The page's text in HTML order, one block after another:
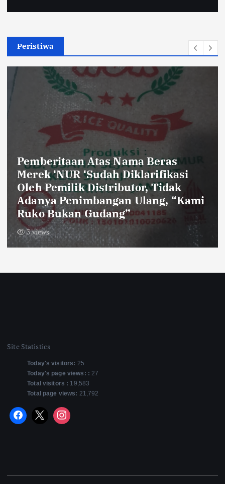
Peristiwa
Petahana Dano Sumarno Jadi
Pendaftar Kelima Pilkades
Sukaraya
4 views
Site Statistics
Today's visitors: 25
Today's page views: :27
Total visitors : 19,583
Total page views: 21,792